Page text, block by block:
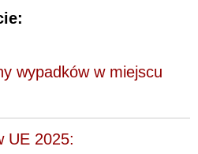
wypadków w miejscu
UE 2025: